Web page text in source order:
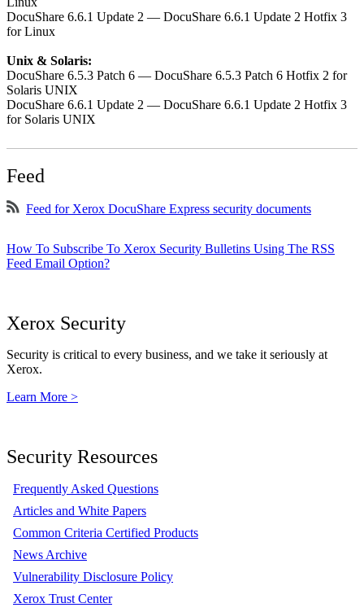
DocuShare 6.6.1 Update 2 — DocuShare 6.6.1 Update 2 Hotfix 3
for Linux
Unix & Solaris:
DocuShare 6.5.3 Patch 6 — DocuShare 6.5.3 Patch 6 Hotfix 2 for
Solaris UNIX
DocuShare 6.6.1 Update 2 — DocuShare 6.6.1 Update 2 Hotfix 3
for Solaris UNIX
Feed
Feed for Xerox DocuShare Express security documents
How To Subscribe To Xerox Security Bulletins Using The RSS
Feed Email Option?
Xerox Security
Security is critical to every business, and we take it seriously at
Xerox.
Learn More >
Security Resources
Frequently Asked Questions
Articles and White Papers
Common Criteria Certified Products
News Archive
Vulnerability Disclosure Policy
Xerox Trust Center